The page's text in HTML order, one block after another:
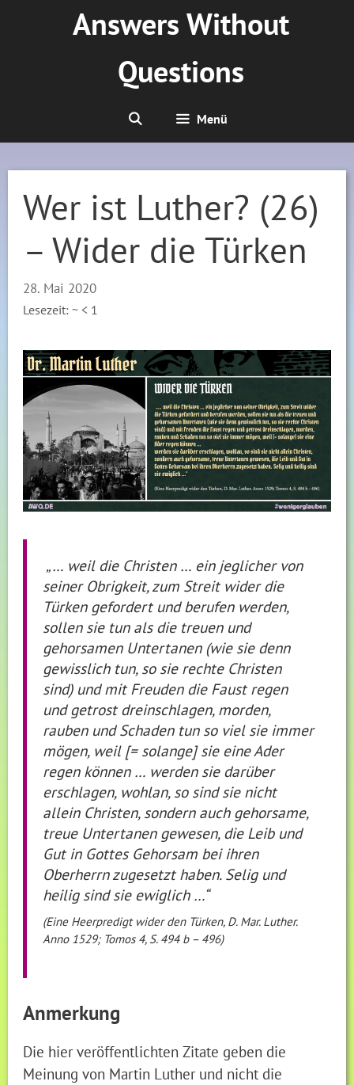
Answers Without
Questions
Menü
Wer ist Luther? (26)
– Wider die Türken
28. Mai 2020
Lesezeit: ~< 1
„… weil die Christen … ein jeglicher von
seiner Obrigkeit, zum Streit wider die
Türken gefordert und berufen werden,
sollen sie tun als die treuen und
gehorsamen Untertanen (wie sie denn
gewisslich tun, so sie rechte Christen
sind) und mit Freuden die Faust regen
und getrost dreinschlagen, morden,
rauben und Schaden tun so viel sie immer
mögen, weil [= solange] sie eine Ader
regen können … werden sie darüber
erschlagen, wohlan, so sind sie nicht
allein Christen, sondern auch gehorsame,
treue Untertanen gewesen, die Leib und
Gut in Gottes Gehorsam bei ihren
Oberherrn zugesetzt haben. Selig und
heilig sind sie ewiglich …“
(Eine Heerpredigt wider den Türken, D. Mar. Luther.
Anno 1529; Tomos 4, S. 494 b – 496)
Anmerkung
Die hier veröffentlichten Zitate geben die
Meinung von Martin Luther und nicht die